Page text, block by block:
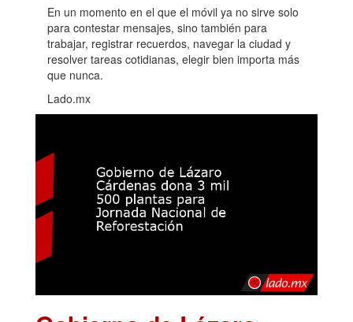
En un momento en el que el móvil ya no sirve solo
para contestar mensajes, sino también para
trabajar, registrar recuerdos, navegar la ciudad y
resolver tareas cotidianas, elegir bien importa más
que nunca.
Lado.mx